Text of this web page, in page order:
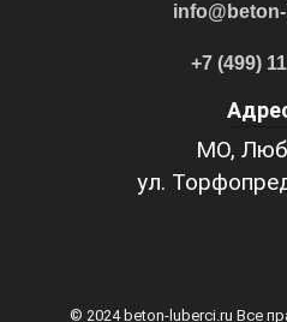
+7 (499)
МО,
ул.
© 2024 beton-luberci.ru Все